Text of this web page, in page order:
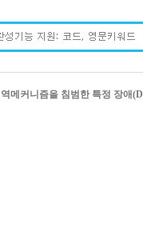
메커니즘을 침범한 특정 장애